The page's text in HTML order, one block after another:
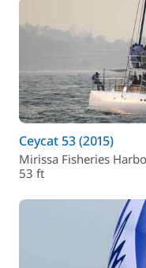
Ceycat 53 (2015)
Mirissa Fisheries
53 ft